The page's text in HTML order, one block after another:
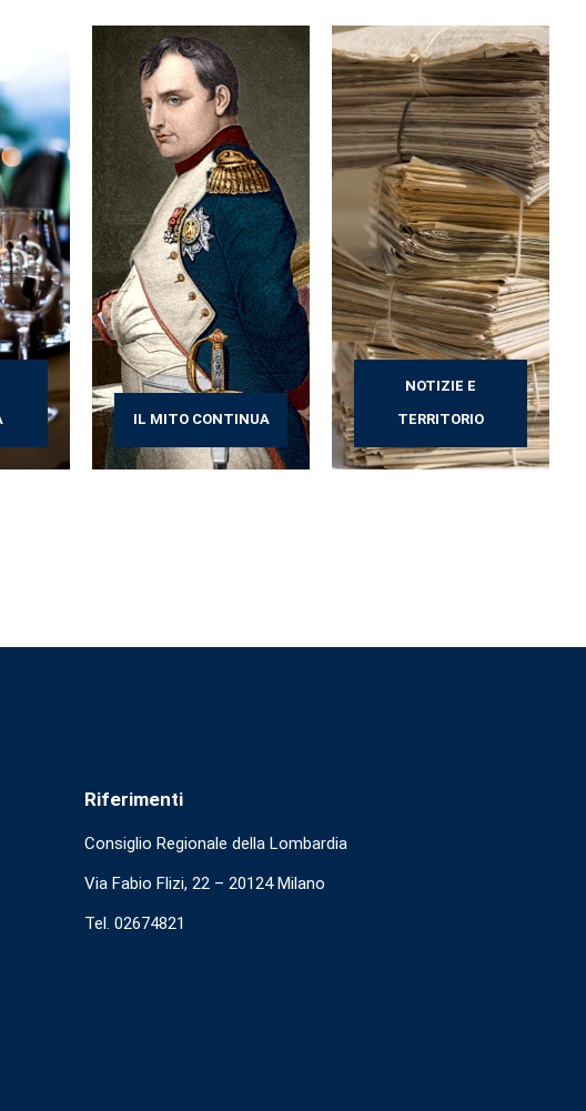
IL MITO CONTINUA
NOTIZIE E
TERRITORIO
Riferimenti
Consiglio Regionale della Lombardia
Via Fabio Flizi, 22 – 20124 Milano
Tel. 02674821